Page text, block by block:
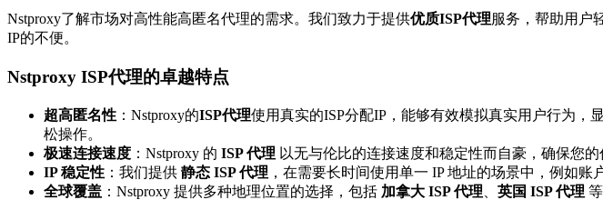
Nstproxy了解市场对高性能高匿名代理的需求。我们致力于提供优质ISP代理服务，帮助用户
IP的不便。
Nstproxy ISP代理的卓越特点
超高匿名性 ：Nstproxy的ISP代理使用真实的ISP分配IP，能够有效模拟真实用户行为，
松操作。
极速连接速度 ：Nstproxy 的 ISP 代理 以无与伦比的连接速度和稳定性而自豪，确保您
IP 稳定性 ：我们提供 静态 ISP 代理 ，在需要长时间使用单一 IP 地址的场景中，例如
全球覆盖 ：Nstproxy 提供多种地理位置的选择，包括 加拿大 ISP 代理 英国 ISP 代理